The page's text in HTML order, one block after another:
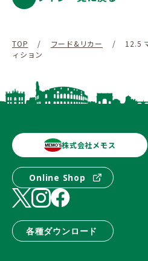
TOP / フード&リカー /
12.5
ィション
株式会社メモス
Online Shop
各種ダウンロード